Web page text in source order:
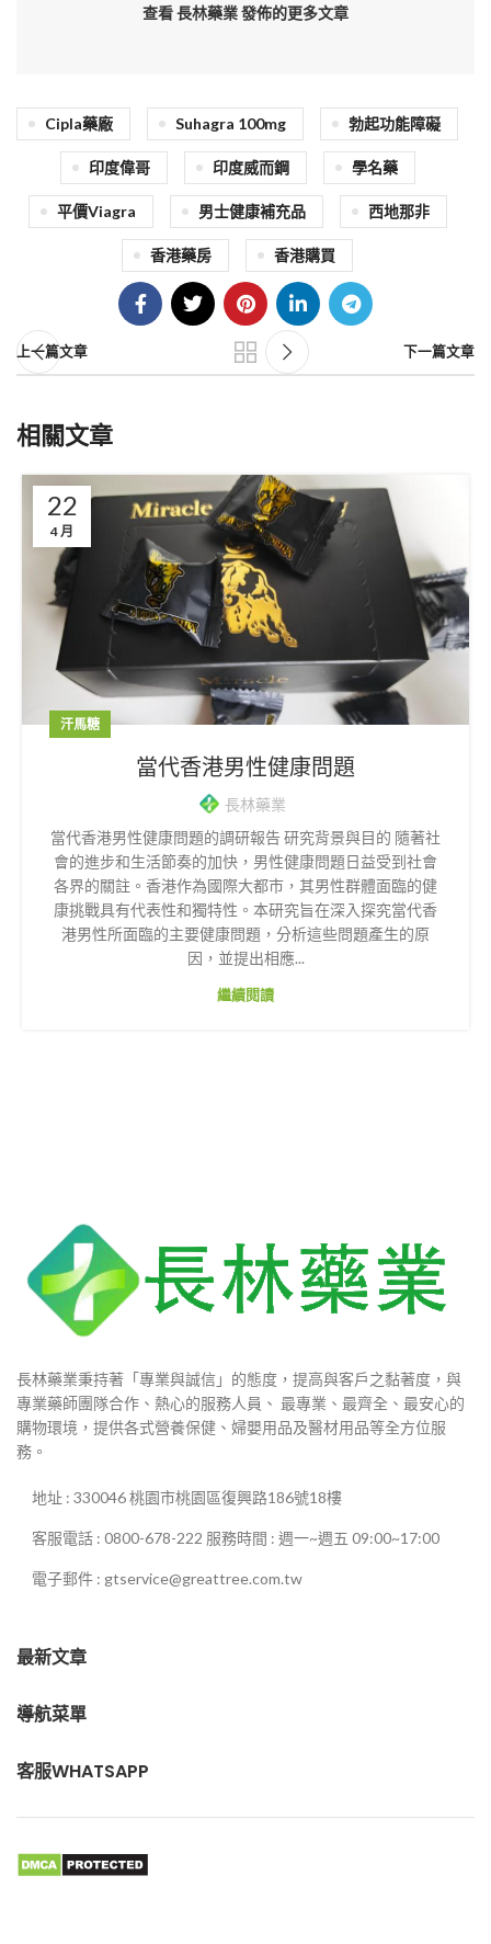
查看 長林藥業發佈的更多文章
Cipla藥廠 Suhagra 100mg 勃起功能障礙
印度偉哥 印度威而鋼 學名藥
平價Viagra 男士健康補充品 西地那非
香港藥房 香港購買
上一篇文章 下一篇文章
相關文章
22
4 月
汗馬糖
當代香港男性健康問題
長林藥業
當代香港男性健康問題的調研報告 研究背景與目的 隨著社
會的進步和生活節奏的加快，男性健康問題日益受到社會
各界的關註。香港作為國際大都市，其男性群體面臨的健
康挑戰具有代表性和獨特性。本研究旨在深入探究當代香
港男性所面臨的主要健康問題，分析這些問題產生的原
因，並提出相應...
繼續閱讀
長林藥業秉持著「專業與誠信」的態度，提高與客戶之黏著度，與
專業藥師團隊合作、熱心的服務人員、 最專業、最齊全、最安心的
購物環境，提供各式營養保健、婦嬰用品及醫材用品等全方位服
務。
地址 : 330046 桃園市桃園區復興路186號18樓
客服電話 : 0800-678-222 服務時間 : 週一~週五 09:00~17:00
電子郵件 : gtservice@greattree.com.tw
最新文章
導航菜單
客服WHATSAPP